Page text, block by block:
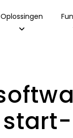
Oplossingen